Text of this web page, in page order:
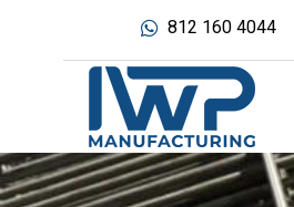
812 160 4044